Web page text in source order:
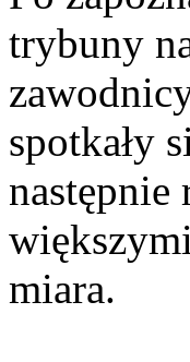
trybuny
spotkały
następnie
miara.